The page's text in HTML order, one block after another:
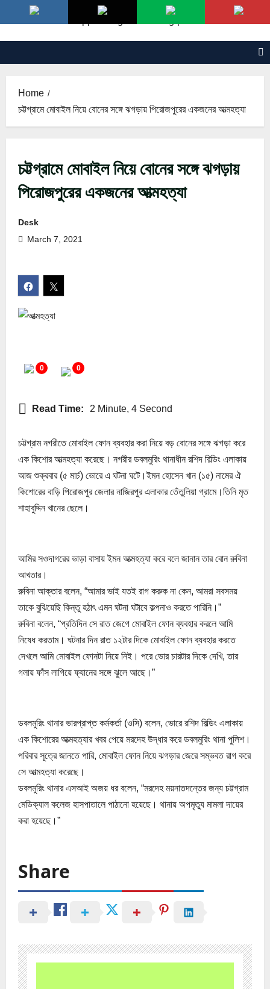
to
content
Home
চট্টগ্রামে মোবাইল নিয়ে বোনের সঙ্গে ঝগড়ায় পিরোজপুরের একজনের আত্মহত্যা
চট্টগ্রামে মোবাইল নিয়ে বোনের সঙ্গে ঝগড়ায়
পিরোজপুরের একজনের আত্মহত্যা
Desk
March 7, 2021
0 0
Read Time: 2 Minute, 4 Second
চট্টগ্রাম নগরীতে মোবাইল ফোন ব্যবহার করা নিয়ে বড় বোনের সঙ্গে ঝগড়া করে
এক কিশোর আত্মহত্যা করেছে। নগরীর ডবলমুরিং থানাধীন রশিদ বিল্ডিং এলাকায়
আজ শুক্রবার (৫ মার্চ) ভোরে এ ঘটনা ঘটে।ইমন হোসেন খান (১৫) নামের ঐ
কিশোরের বাড়ি পিরোজপুর জেলার নাজিরপুর এলাকার তেঁতুলিয়া গ্রামে।তিনি মৃত
শাহাবুদ্দিন খানের ছেলে।
আমির সওদাগরের ভাড়া বাসায় ইমন আত্মহত্যা করে বলে জানান তার বোন রুবিনা
আখতার।
রুবিনা আক্তার বলেন, “আমার ভাই যতই রাগ করুক না কেন, আমরা সবসময়
তাকে বুঝিয়েছি কিন্তু হঠাৎ এমন ঘটনা ঘটাবে কল্পনাও করতে পারিনি।”
রুবিনা বলেন, “প্রতিদিন সে রাত জেগে মোবাইল ফোন ব্যবহার করলে আমি
নিষেধ করতাম। ঘটনার দিন রাত ১২টার দিকে মোবাইল ফোন ব্যবহার করতে
দেখলে আমি মোবাইল ফোনটা নিয়ে নিই। পরে ভোর চারটার দিকে দেখি, তার
গলায় ফাঁস লাগিয়ে ফ্যানের সঙ্গে ঝুলে আছে।”
ডবলমুরিং থানার ভারপ্রাপ্ত কর্মকর্তা (ওসি) বলেন, ভোরে রশিদ বিল্ডিং এলাকায়
এক কিশোরের আত্মহত্যার খবর পেয়ে মরদেহ উদ্ধার করে ডবলমুরিং থানা পুলিশ।
পরিবার সূত্রে জানতে পারি, মোবাইল ফোন নিয়ে ঝগড়ার জেরে সম্ভবত রাগ করে
সে আত্মহত্যা করেছে।
ডবলমুরিং থানার এসআই অজয় ধর বলেন, “মরদেহ ময়নাতদন্তের জন্য চট্টগ্রাম
মেডিক্যাল কলেজ হাসপাতালে পাঠানো হয়েছে। থানায় অপমৃত্যু মামলা দায়ের
করা হয়েছে।”
Share